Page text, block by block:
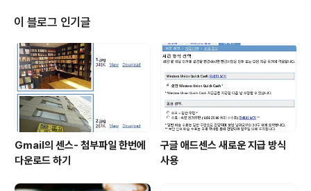
이 블로그 인기글
Gmail의 센스- 첨부파일 한번에
다운로드 하기
구글 애드센스 새로운 지급 방식
사용